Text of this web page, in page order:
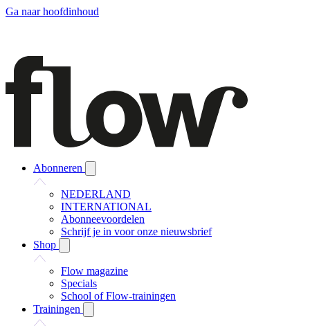
Ga naar hoofdinhoud
Abonneren
NEDERLAND
INTERNATIONAL
Abonneevoordelen
Schrijf je in voor onze nieuwsbrief
Shop
Flow magazine
Specials
School of Flow-trainingen
Trainingen